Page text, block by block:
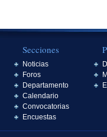
Secciones
Noticias
Foros
Departamento
Calendario
Convocatorias
Encuestas